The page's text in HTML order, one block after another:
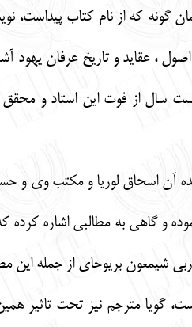
گونه که از نام کتاب پیداست،
بوده است، سعی نموده تا خواننده را با اصول ، عقاید و
سال از فوت این استاد و
آن اسحاق لوریا و مکتب وی و
و گاهی به مطالبی اشاره کرده
شیمعون بریوحای از جمله این
گویا مترجم نیز تحت تاثیر